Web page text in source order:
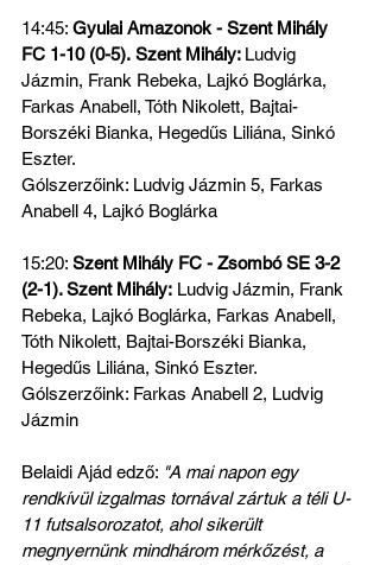
14:45: Gyulai Amazonok - Szent Mihály
FC 1-10 (0-5). Szent Mihály: Ludvig
Jázmin, Frank Rebeka, Lajkó Boglárka,
Farkas Anabell, Tóth Nikolett, Bajtai-
Borszéki Bianka, Hegedűs Liliána, Sinkó
Eszter.
Gólszerzőink: Ludvig Jázmin 5, Farkas
Anabell 4, Lajkó Boglárka
15:20: Szent Mihály FC - Zsombó SE 3-2
(2-1). Szent Mihály: Ludvig Jázmin, Frank
Rebeka, Lajkó Boglárka, Farkas Anabell,
Tóth Nikolett, Bajtai-Borszéki Bianka,
Hegedűs Liliána, Sinkó Eszter.
Gólszerzőink: Farkas Anabell 2, Ludvig
Jázmin
Belaidi Ajád edző: "A mai napon egy
rendkívül izgalmas tornával zártuk a téli U-
11 futsalsorozatot, ahol sikerült
megnyernünk mindhárom mérkőzést, a